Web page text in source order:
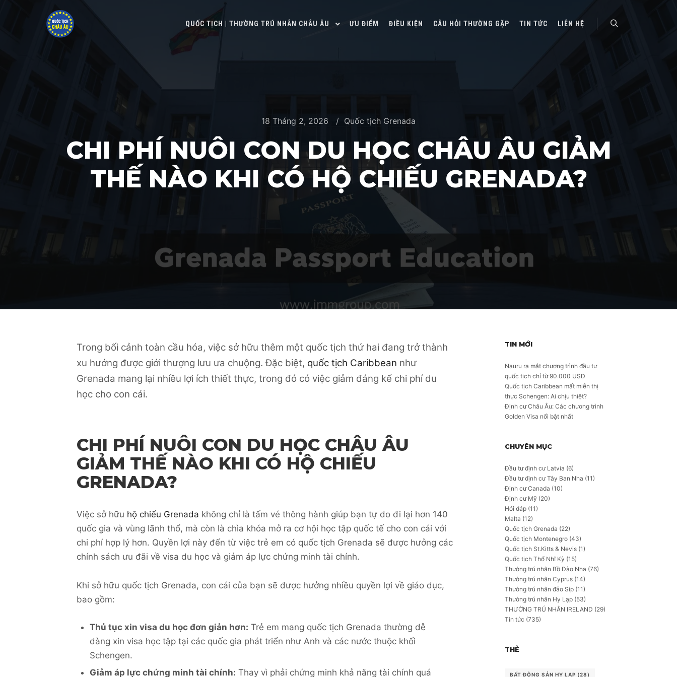
QUỐC TỊCH | THƯỜNG TRÚ NHÂN CHÂU ÂU ƯU ĐIỂM ĐIỀU KIỆN CÂU HỎI THƯỜNG GẶP TIN TỨC LIÊN HỆ
18 Tháng 2, 2026 Quốc tịch Grenada
CHI PHÍ NUÔI CON DU HỌC CHÂU ÂU GIẢM
THẾ NÀO KHI CÓ HỘ CHIẾU GRENADA?
Trong bối cảnh toàn cầu hóa, việc sở hữu thêm một quốc tịch thứ hai đang trở thành
xu hướng được giới thượng lưu ưa chuộng. Đặc biệt, quốc tịch Caribbean như
Grenada mang lại nhiều lợi ích thiết thực, trong đó có việc giảm đáng kể chi phí du
học cho con cái.
CHI PHÍ NUÔI CON DU HỌC CHÂU ÂU
GIẢM THẾ NÀO KHI CÓ HỘ CHIẾU
GRENADA?
Việc sở hữu hộ chiếu Grenada không chỉ là tấm vé thông hành giúp bạn tự do đi lại hơn 140
quốc gia và vùng lãnh thổ, mà còn là chìa khóa mở ra cơ hội học tập quốc tế cho con cái với
chi phí hợp lý hơn. Quyền lợi này đến từ việc trẻ em có quốc tịch Grenada sẽ được hưởng các
chính sách ưu đãi về visa du học và giảm áp lực chứng minh tài chính.
Khi sở hữu quốc tịch Grenada, con cái của bạn sẽ được hưởng nhiều quyền lợi về giáo dục,
bao gồm:
Thủ tục xin visa du học đơn giản hơn: Trẻ em mang quốc tịch Grenada thường dễ
dàng xin visa học tập tại các quốc gia phát triển như Anh và các nước thuộc khối
Schengen.
Giảm áp lực chứng minh tài chính: Thay vì phải chứng minh khả năng tài chính quá
TIN MỚI
Nauru ra mắt chương trình đầu tư
quốc tịch chỉ từ 90.000 USD
Quốc tịch Caribbean mất miễn thị
thực Schengen: Ai chịu thiệt?
Định cư Châu Âu: Các chương trình
Golden Visa nổi bật nhất
CHUYÊN MỤC
Đầu tư định cư Latvia (6)
Đầu tư định cư Tây Ban Nha (11)
Định cư Canada (10)
Định cư Mỹ (20)
Hỏi đáp (11)
Malta (12)
Quốc tịch Grenada (22)
Quốc tịch Montenegro (43)
Quốc tịch St.Kitts & Nevis (1)
Quốc tịch Thổ Nhĩ Kỳ (15)
Thường trú nhân Bồ Đào Nha (76)
Thường trú nhân Cyprus (14)
Thường trú nhân đảo Síp (11)
Thường trú nhân Hy Lạp (53)
THƯỜNG TRÚ NHÂN IRELAND (29)
Tin tức (735)
THẺ
BẤT ĐỘNG SẢN HY LẠP (28)